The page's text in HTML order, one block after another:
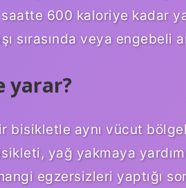
600 kaloriye kadar
sırasında veya engebeli
yarar?
bisikletle aynı vücut
yağ yakmaya
egzersizleri yaptığı